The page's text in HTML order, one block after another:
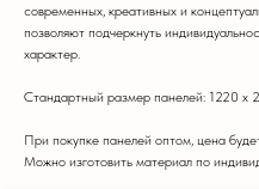
современных, креативных и
позволяют подчеркнуть
характер.
Стандартный размер панелей: 1220 х
При покупке панелей оптом, цена
Можно изготовить материал по